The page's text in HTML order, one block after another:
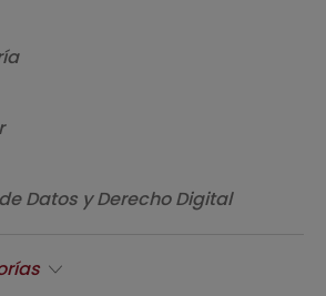
Datos y Derecho Digital